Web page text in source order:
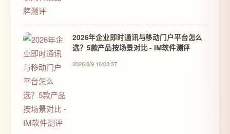
2026年企业即时通讯与移动门户平台怎么
选？5款产品按场景对比 - IM软件测评
2026/8/9 16:03:37